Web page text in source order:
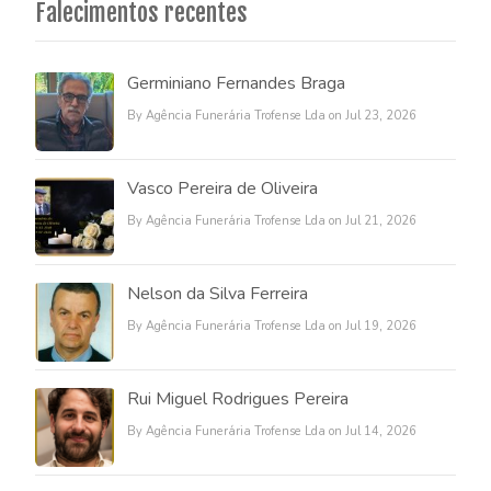
Falecimentos recentes
Germiniano Fernandes Braga
By Agência Funerária Trofense Lda on Jul 23, 2026
Vasco Pereira de Oliveira
By Agência Funerária Trofense Lda on Jul 21, 2026
Nelson da Silva Ferreira
By Agência Funerária Trofense Lda on Jul 19, 2026
Rui Miguel Rodrigues Pereira
By Agência Funerária Trofense Lda on Jul 14, 2026